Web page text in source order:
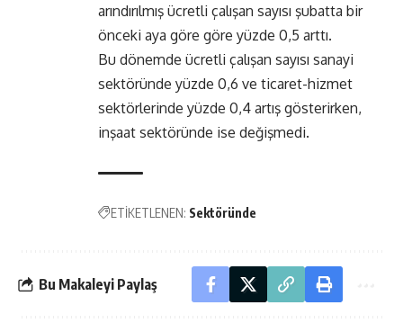
arındırılmış ücretli çalışan sayısı şubatta bir
önceki aya göre göre yüzde 0,5 arttı.
Bu dönemde ücretli çalışan sayısı sanayi
sektöründe yüzde 0,6 ve ticaret-hizmet
sektörlerinde yüzde 0,4 artış gösterirken,
inşaat sektöründe ise değişmedi.
ETİKETLENEN: Sektöründe
Bu Makaleyi Paylaş